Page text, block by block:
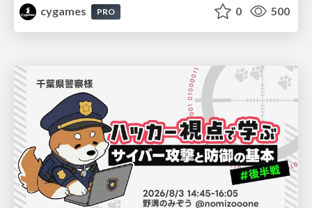
cygames
PRO 0 500